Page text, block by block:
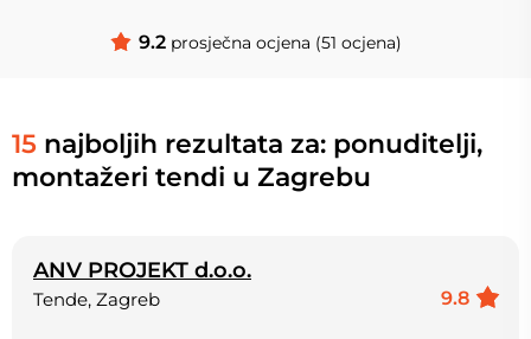
9.2prosječna ocjena (51 ocjena)
15 najboljih rezultata za: ponuditelji,
montažeri tendi u Zagrebu
ANV PROJEKT d.o.o.
9.8
Tende, Zagreb